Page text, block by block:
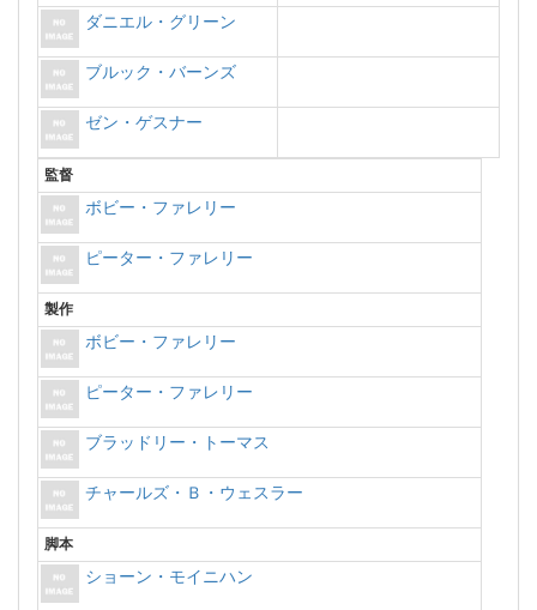
ダニエル・グリーン
ブルック・バーンズ
ゼン・ゲスナー
監督
ボビー・ファレリー
ピーター・ファレリー
製作
ボビー・ファレリー
ピーター・ファレリー
ブラッドリー・トーマス
チャールズ・Ｂ・ウェスラー
脚本
ショーン・モイニハン